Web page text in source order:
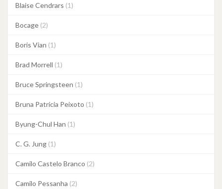
Blaise Cendrars (1)
Bocage (2)
Boris Vian (1)
Brad Morrell (1)
Bruce Springsteen (1)
Bruna Patrícia Peixoto (1)
Byung-Chul Han (1)
C. G. Jung (1)
Camilo Castelo Branco (2)
Camilo Pessanha (2)